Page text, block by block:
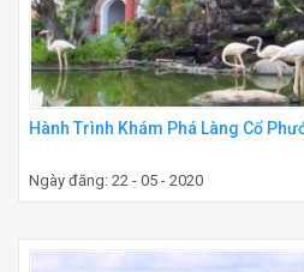
Hành Trình Khám Phá Làng Cổ
Ngày đăng: 22 - 05 - 2020